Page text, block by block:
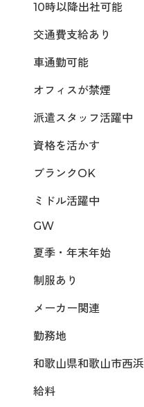
10時以降出社可能
交通費支給あり
車通勤可能
オフィスが禁煙
派遣スタッフ活躍中
資格を活かす
ブランクOK
ミドル活躍中
GW
夏季・年末年始
制服あり
メーカー関連
勤務地
和歌山県和歌山市西浜
給料